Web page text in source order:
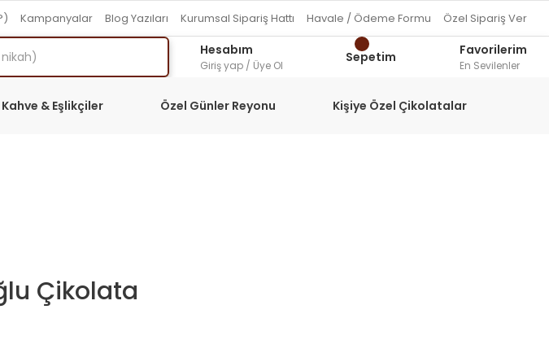
Kampanyalar Blog Yazıları Kurumsal Sipariş Hattı Havale / Ödeme Formu Özel Sipariş Ver
Hesabım
Giriş yap / Üye Ol
Sepetim Favorilerim
En Sevilenler
Kahve & Eşlikçiler Özel Günler Reyonu Kişiye Özel Çikolatalar
Çikolata